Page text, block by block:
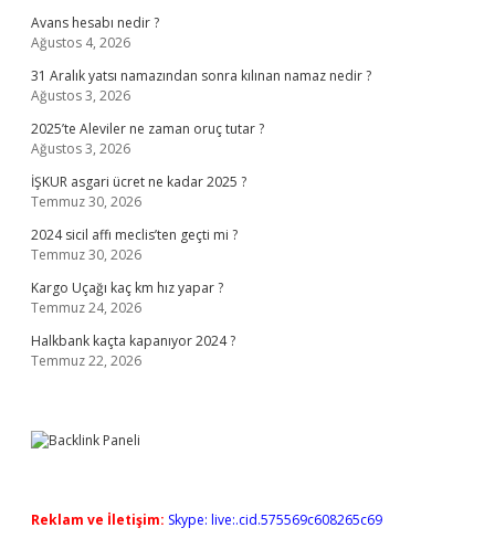
Avans hesabı nedir ?
Ağustos 4, 2026
31 Aralık yatsı namazından sonra kılınan namaz nedir ?
Ağustos 3, 2026
2025’te Aleviler ne zaman oruç tutar ?
Ağustos 3, 2026
İŞKUR asgari ücret ne kadar 2025 ?
Temmuz 30, 2026
2024 sicil affı meclis’ten geçti mi ?
Temmuz 30, 2026
Kargo Uçağı kaç km hız yapar ?
Temmuz 24, 2026
Halkbank kaçta kapanıyor 2024 ?
Temmuz 22, 2026
Reklam ve İletişim: Skype: live:.cid.575569c608265c69